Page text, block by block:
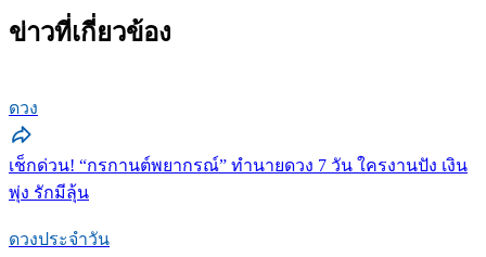
ข่าวที่เกี่ยวข้อง
ดวง
เช็กด่วน! “กรกานต์พยากรณ์” ทำนายดวง 7 วัน ใครงานปัง เงิน
พุ่ง รักมีลุ้น
ดวงประจำวัน